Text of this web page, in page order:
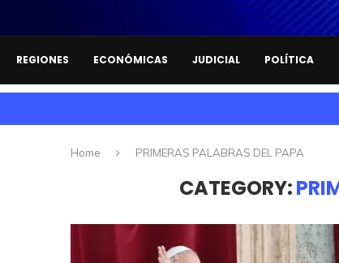
REGIONES ECONÓMICAS JUDICIAL POLÍTICA
Home PRIMERAS PALABRAS DEL PAPA
CATEGORY: